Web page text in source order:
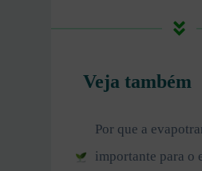
Veja também
Por que a
importante para o